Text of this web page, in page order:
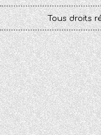
Tous droits